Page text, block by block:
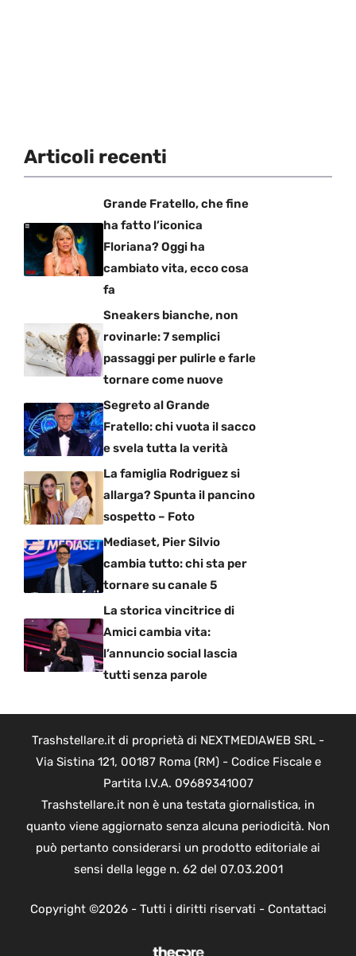
Articoli recenti
Grande Fratello, che fine
ha fatto l’iconica
Floriana? Oggi ha
cambiato vita, ecco cosa
fa
Sneakers bianche, non
rovinarle: 7 semplici
passaggi per pulirle e farle
tornare come nuove
Segreto al Grande
Fratello: chi vuota il sacco
e svela tutta la verità
La famiglia Rodriguez si
allarga? Spunta il pancino
sospetto – Foto
Mediaset, Pier Silvio
cambia tutto: chi sta per
tornare su canale 5
La storica vincitrice di
Amici cambia vita:
l’annuncio social lascia
tutti senza parole
Trashstellare.it di proprietà di NEXTMEDIAWEB SRL -
Via Sistina 121, 00187 Roma (RM) - Codice Fiscale e
Partita I.V.A. 09689341007
Trashstellare.it non è una testata giornalistica, in
quanto viene aggiornato senza alcuna periodicità. Non
può pertanto considerarsi un prodotto editoriale ai
sensi della legge n. 62 del 07.03.2001
Copyright ©2026 - Tutti i diritti riservati - Contattaci